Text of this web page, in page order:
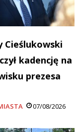
Cieślukowski
kadencję na
prezesa
07/08/2026